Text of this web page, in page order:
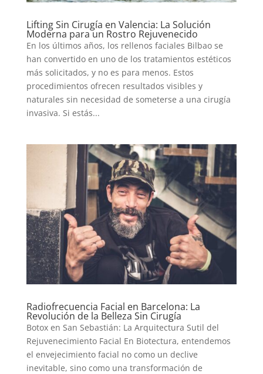
Lifting Sin Cirugía en Valencia: La Solución
Moderna para un Rostro Rejuvenecido
En los últimos años, los rellenos faciales Bilbao se
han convertido en uno de los tratamientos estéticos
más solicitados, y no es para menos. Estos
procedimientos ofrecen resultados visibles y
naturales sin necesidad de someterse a una cirugía
invasiva. Si estás...
Radiofrecuencia Facial en Barcelona: La
Revolución de la Belleza Sin Cirugía
Botox en San Sebastián: La Arquitectura Sutil del
Rejuvenecimiento Facial En Biotectura, entendemos
el envejecimiento facial no como un declive
inevitable, sino como una transformación de